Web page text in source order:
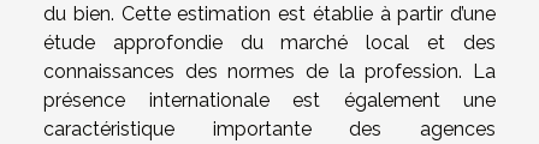
du bien. Cette estimation est établie à partir d’une
étude approfondie du marché local et des
connaissances des normes de la profession. La
présence internationale est également une
caractéristique importante des agences